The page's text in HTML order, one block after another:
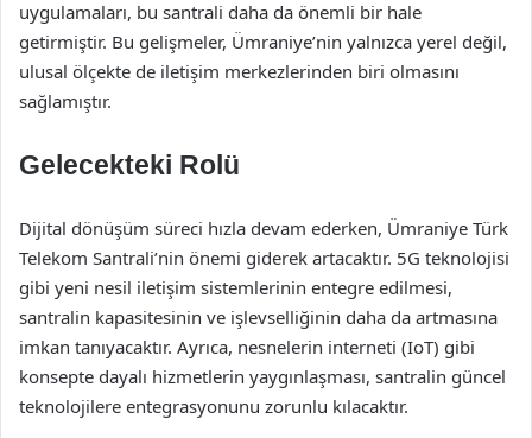
uygulamaları, bu santrali daha da önemli bir hale
getirmiştir. Bu gelişmeler, Ümraniye’nin yalnızca yerel değil,
ulusal ölçekte de iletişim merkezlerinden biri olmasını
sağlamıştır.
Gelecekteki Rolü
Dijital dönüşüm süreci hızla devam ederken, Ümraniye Türk
Telekom Santrali’nin önemi giderek artacaktır. 5G teknolojisi
gibi yeni nesil iletişim sistemlerinin entegre edilmesi,
santralin kapasitesinin ve işlevselliğinin daha da artmasına
imkan tanıyacaktır. Ayrıca, nesnelerin interneti (IoT) gibi
konsepte dayalı hizmetlerin yaygınlaşması, santralin güncel
teknolojilere entegrasyonunu zorunlu kılacaktır.